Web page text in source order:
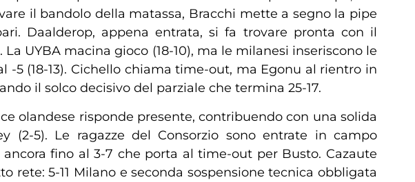
il bandolo della matassa, Bracchi mette a segno la pipe
Daalderop, appena entrata, si fa trovare pronta con il
UYBA macina gioco (18-10), ma le milanesi inseriscono le
5 (18-13). Cichello chiama time-out, ma Egonu al rientro in
il solco decisivo del parziale che termina 25-17.
olandese risponde presente, contribuendo con una solida
5). Le ragazze del Consorzio sono entrate in campo
fino al 3-7 che porta al time-out per Busto. Cazaute
rete: 5-11 Milano e seconda sospensione tecnica obbligata